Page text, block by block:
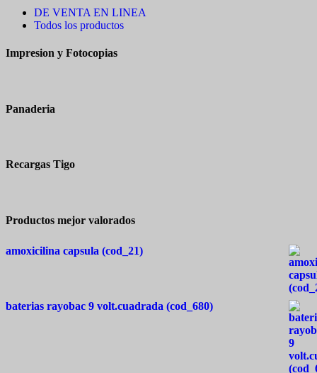
DE VENTA EN LINEA
Todos los productos
Impresion y Fotocopias
Panaderia
Recargas Tigo
Productos mejor valorados
amoxicilina capsula (cod_21)
baterias rayobac 9 volt.cuadrada (cod_680)